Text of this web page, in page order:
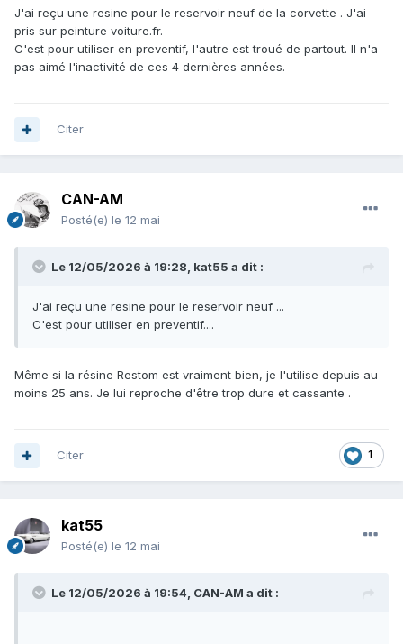
J'ai reçu une resine pour le reservoir neuf de la corvette . J'ai
pris sur peinture voiture.fr.
C'est pour utiliser en preventif, l'autre est troué de partout. Il n'a
pas aimé l'inactivité de ces 4 dernières années.
Citer
CAN-AM
Posté(e) le 12 mai
Le 12/05/2026 à 19:28, kat55 a dit :
J'ai reçu une resine pour le reservoir neuf ...
C'est pour utiliser en preventif....
Même si la résine Restom est vraiment bien, je l'utilise depuis au
moins 25 ans. Je lui reproche d'être trop dure et cassante .
1
Citer
kat55
Posté(e) le 12 mai
Le 12/05/2026 à 19:54, CAN-AM a dit :